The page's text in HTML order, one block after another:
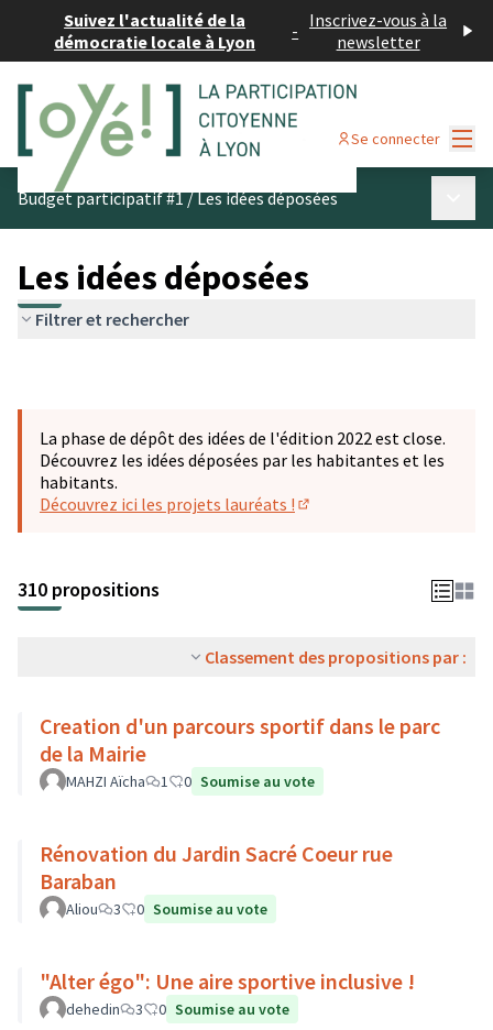
Suivez l'actualité de la
démocratie locale à Lyon
- Inscrivez-vous à la
newsletter
Se connecter
Budget participatif #1/Les idées déposées
Les idées déposées
Filtrer et rechercher
La phase de dépôt des idées de l'édition 2022 est close.
Découvrez les idées déposées par les habitantes et les
habitants.
Découvrez ici les projets lauréats !
310 propositions
Classement des propositions par :
Creation d'un parcours sportif dans le parc
de la Mairie
MAHZI Aïcha 1 0 Soumise au vote
Rénovation du Jardin Sacré Coeur rue
Baraban
Aliou 3 0 Soumise au vote
"Alter égo": Une aire sportive inclusive !
dehedin 3 0 Soumise au vote